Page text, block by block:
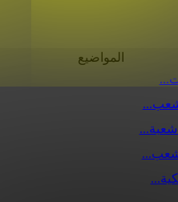
المواضيع